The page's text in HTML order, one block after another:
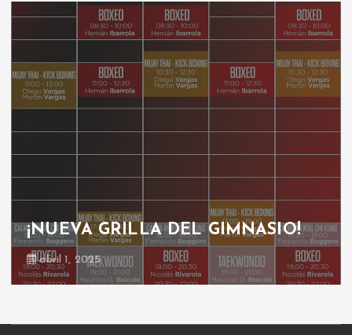
¡NUEVA GRILLA DEL GIMNASIO!
abril 1, 2025